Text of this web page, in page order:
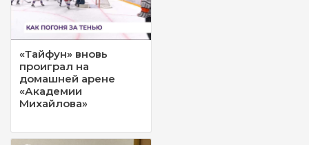
«Тайфун» вновь
проиграл на
домашней арене
«Академии
Михайлова»